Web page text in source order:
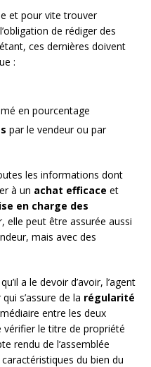
et pour vite trouver
de rédiger des
ces dernières doivent
:
en pourcentage
par le vendeur ou par
les informations dont
à un achat efficace et
en charge des
elle peut être assurée aussi
mais avec des
a le devoir d’avoir, l’agent
s’assure de la régularité
entre les deux
vérifier le titre de propriété
rendu de l’assemblée
du bien du